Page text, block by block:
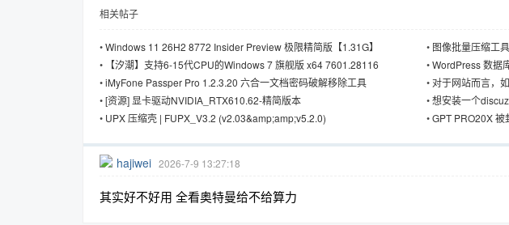
相关帖子
•Windows 11 26H2 8772 Insider Preview 极限精简版【1.31G】 • 图像批量压缩工
•
【汐潮】支持6-15代CPU的Windows 7 旗舰版 x64 7601.28116 •WordPress 数据
•iMyFone Passper Pro 1.2.3.20 六合一文档密码破解移除工具 •对于网站而言，
•[资源] 显卡驱动NVIDIA_RTX610.62-精简版本 •想安装一个
• UPX 压缩壳 | FUPX_V3.2 (v2.03&amp;amp;v5.2.0) •GPT PRO20X 被
hajiwei 2026-7-9 13:27:18
其实好不好用 全看奥特曼给不给算力